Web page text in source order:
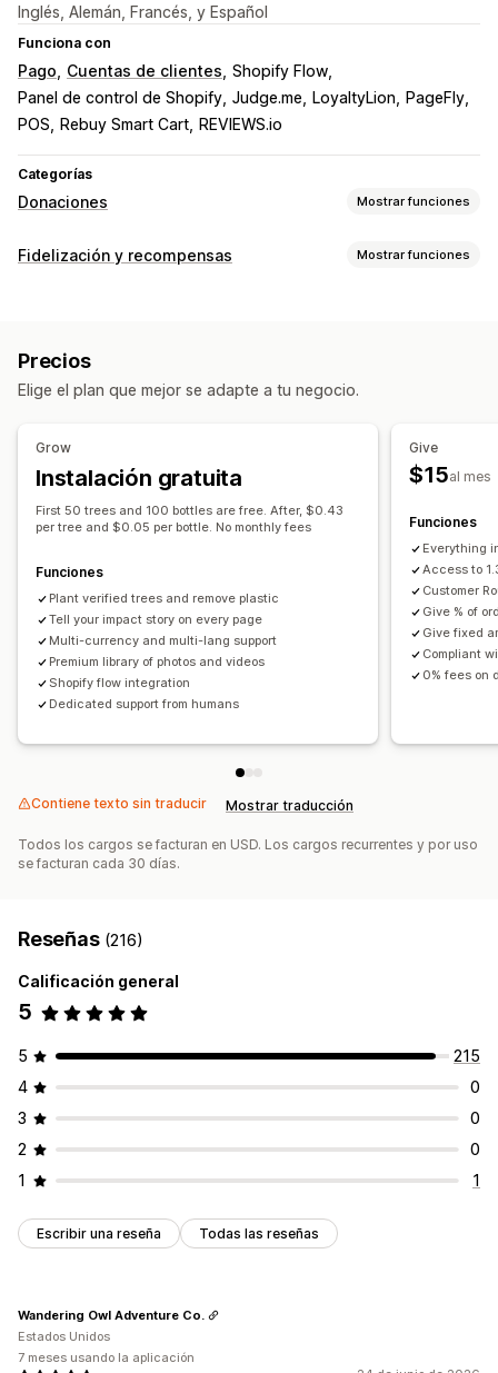
Inglés, Alemán, Francés, y Español
Funciona con
Pago Cuentas de clientes Shopify Flow
Panel de control de Shopify Judge.me LoyaltyLion
PageFly
POS
Rebuy Smart Cart REVIEWS.io
Categorías
Donaciones Mostrar funciones
Tipo de organización benéfica
Gestión de donaciones
Procesamiento automático
Monto de la donación
Recibos de impuestos
Compartir en redes sociales
Seguimiento del impacto
Personalización
Páginas de destino
Conteo en tiempo real
Widget de donación Campañas
Notificaciones de correo electrónico
Código personalizado
Fidelización y recompensas Mostrar funciones
Precios
Elige el plan que mejor se adapte a tu negocio.
Grow
Instalación gratuita
First 50 trees and 100 bottles are free. After, $0.43
per tree and $0.05 per bottle. No monthly fees
Funciones
Plant verified trees and remove plastic
Tell your impact story on every page
Multi-currency and multi-lang support
Premium library of photos and videos
Shopify flow integration
Dedicated support from humans
Give
$15al mes
Funciones
Everything
Access to
Customer
Give % of
Give fixed
Compliant
0% fees on
Contiene texto sin traducir Mostrar traducción
Todos los cargos se facturan en USD. Los cargos recurrentes y por uso
se facturan cada 30 días.
Reseñas (216)
Calificación general
5
5
215
4
0
3
0
2
0
1
1
Escribir una reseña Todas las reseñas
Wandering Owl Adventure Co.
Estados Unidos
7 meses usando la aplicación